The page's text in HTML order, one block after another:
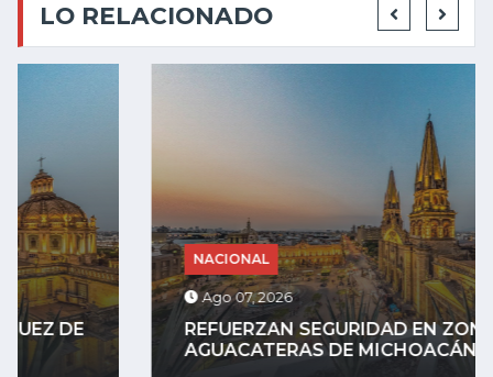
LO RELACIONADO
NACIONAL
Ago 07, 2026
REFUERZAN SEGURIDAD EN ZONAS
AGUACATERAS DE MICHOACÁN